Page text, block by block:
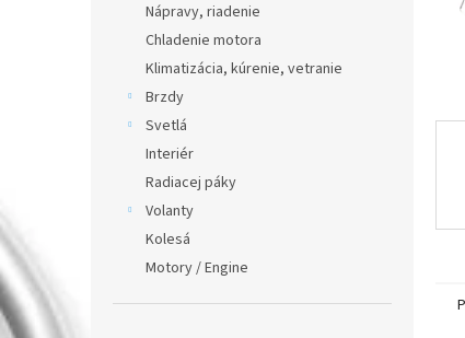
Nápravy, riadenie
Chladenie motora
Klimatizácia, kúrenie, vetranie
Brzdy
Svetlá
Interiér
Radiacej páky
Volanty
Kolesá
Motory / Engine